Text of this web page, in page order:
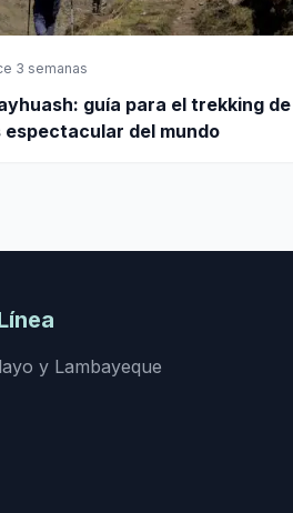
3 semanas
guía para el trekking de
espectacular del mundo
y Lambayeque